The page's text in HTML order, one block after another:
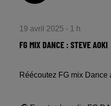
19 avril 2025 - 1 h
FG MIX DANCE : STEVE AOKI
Réécoutez FG mix